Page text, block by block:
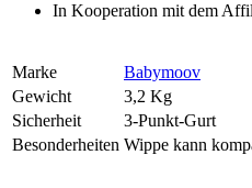
In Kooperation mit dem
Marke
Babymoov
Gewicht
3,2 Kg
Sicherheit
3-Punkt-Gurt
Besonderheiten Wippe kann